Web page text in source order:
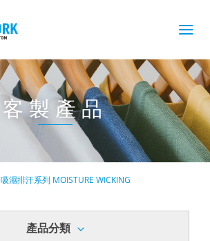
客製產品
吸濕排汗系列 MOISTURE WICKING
產品分類